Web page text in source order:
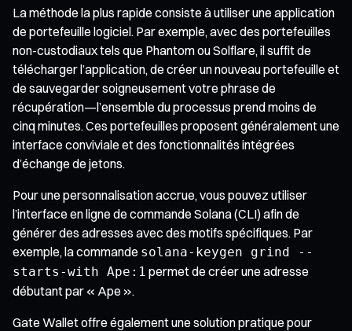
La méthode la plus rapide consiste à utiliser une application
de portefeuille logiciel. Par exemple, avec des portefeuilles
non-custodiaux tels que Phantom ou Solflare, il suffit de
télécharger l’application, de créer un nouveau portefeuille et
de sauvegarder soigneusement votre phrase de
récupération—l’ensemble du processus prend moins de
cinq minutes. Ces portefeuilles proposent généralement une
interface conviviale et des fonctionnalités intégrées
d’échange de jetons.
Pour une personnalisation accrue, vous pouvez utiliser
l’interface en ligne de commande Solana (CLI) afin de
générer des adresses avec des motifs spécifiques. Par
exemple, la commande solana-keygen grind --
starts-with Ape:1 permet de créer une adresse
débutant par « Ape ».
Gate Wallet offre également une solution pratique pour